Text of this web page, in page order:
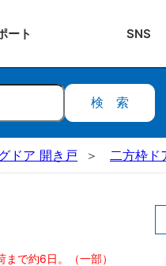
ート SNS
検索
ドア 開き戸 二方枠ド
で約6日。（一部）